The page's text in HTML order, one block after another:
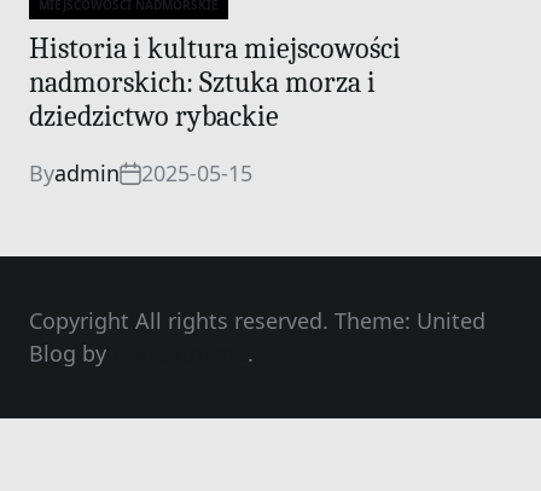
Categories
MIEJSCOWOŚCI NADMORSKIE
Historia i kultura miejscowości
nadmorskich: Sztuka morza i
dziedzictwo rybackie
Byadmin 2025-05-15
Copyright All rights reserved. Theme: United
Blog by
.